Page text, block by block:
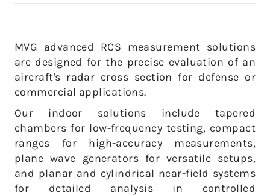
MVG advanced RCS measurement solutions
are designed for the precise evaluation of an
aircraft's radar cross section for defense or
commercial applications.
Our indoor solutions include tapered
chambers for low-frequency testing, compact
ranges for high-accuracy measurements,
plane wave generators for versatile setups,
and planar and cylindrical near-field systems
for detailed analysis in controlled